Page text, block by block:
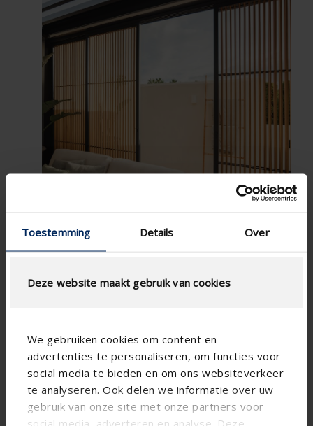
Toestemming Details Over
Deze website maakt gebruik van cookies
We gebruiken cookies om content en
advertenties te personaliseren, om functies voor
social media te bieden en om ons websiteverkeer
te analyseren. Ook delen we informatie over uw
gebruik van onze site met onze partners voor
social media, adverteren en analyse. Deze